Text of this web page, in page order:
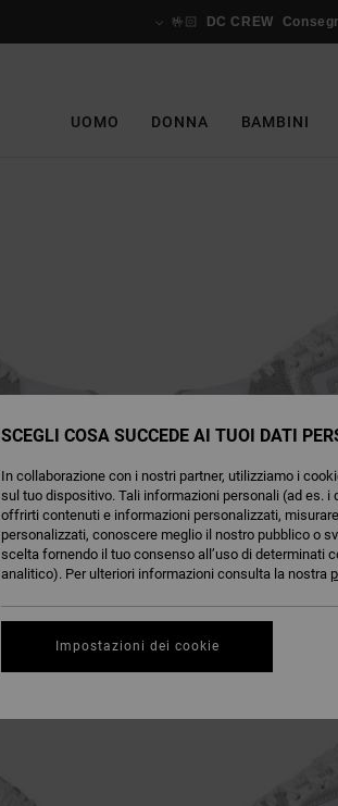
🤟🏻 DC CREW
UOMO DONNA BAMBINI
SCEGLI COSA SUCCEDE AI TUOI DATI
In collaborazione con i nostri partner, utilizziamo i
sul tuo dispositivo. Tali informazioni personali (ad es.
offrirti contenuti e informazioni personalizzati,
personalizzati, conoscere meglio il nostro pubblico o
scelta fornendo il tuo consenso all’uso di determinati
analitico). Per ulteriori informazioni consulta la nostra
Impostazioni dei cookie